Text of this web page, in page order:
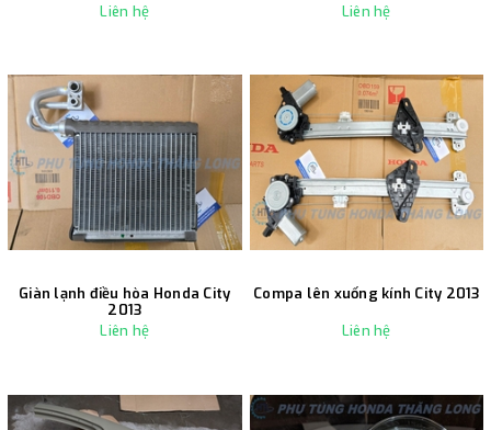
Liên hệ
Liên hệ
Giàn lạnh điều hòa Honda City
2013
Liên hệ
Compa lên xuống kính City 2013
Liên hệ